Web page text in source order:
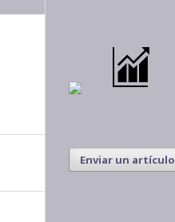
Enviar un artículo